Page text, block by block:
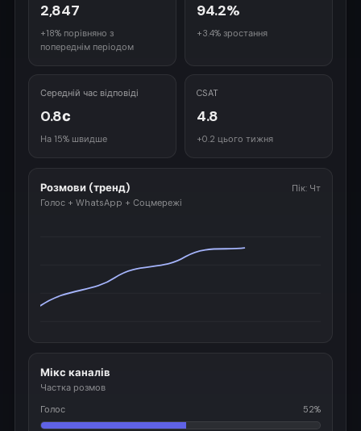
2,847
+18% порівняно з
попереднім періодом
94.2%
+3.4% зростання
Середній час відповіді
0.8с
На 15% швидше
CSAT
4.8
+0.2 цього тижня
Розмови (тренд)
Голос + WhatsApp + Соцмережі
Пік: Чт
Мікс каналів
Частка розмов
Голос
52%